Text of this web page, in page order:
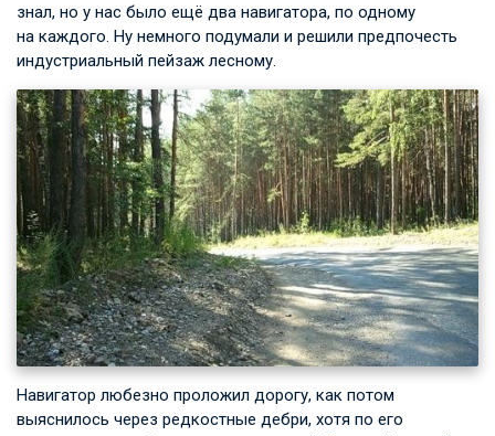
знал, но у нас было ещё два навигатора, по одному
на каждого. Ну немного подумали и решили предпочесть
индустриальный пейзаж лесному.
Навигатор любезно проложил дорогу, как потом
выяснилось через редкостные дебри, хотя по его